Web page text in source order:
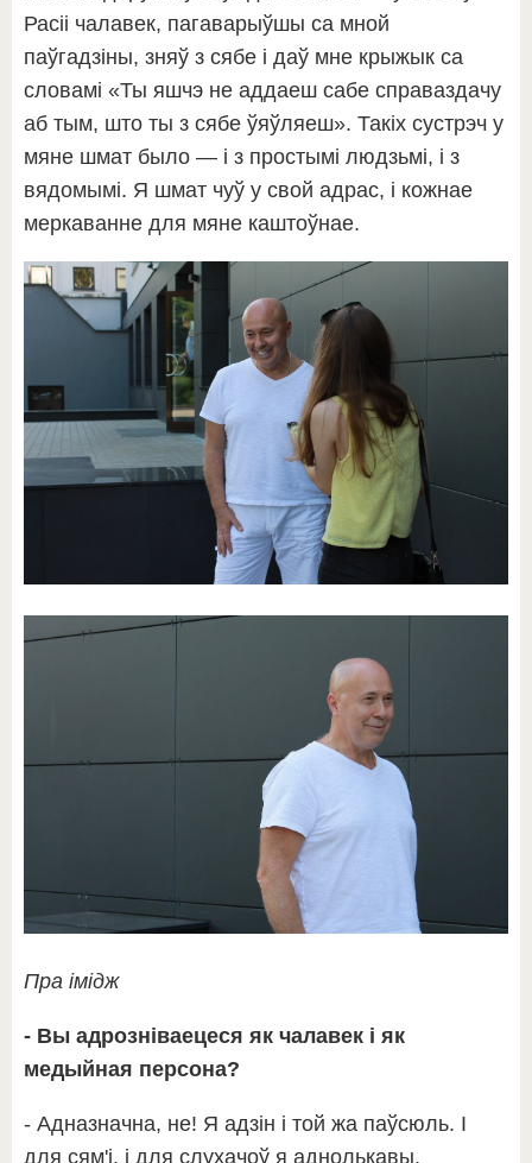
Расіі чалавек, пагаварыўшы са мной
паўгадзіны, зняў з сябе і даў мне крыжык са
словамі «Ты яшчэ не аддаеш сабе справаздачу
аб тым, што ты з сябе ўяўляеш». Такіх сустрэч у
мяне шмат было — і з простымі людзьмі, і з
вядомымі. Я шмат чуў у свой адрас, і кожнае
меркаванне для мяне каштоўнае.
Пра імідж
- Вы адрозніваецеся як чалавек і як
медыйная персона?
- Адназначна, не! Я адзін і той жа паўсюль. І
для сям'і, і для слухачоў я аднолькавы.